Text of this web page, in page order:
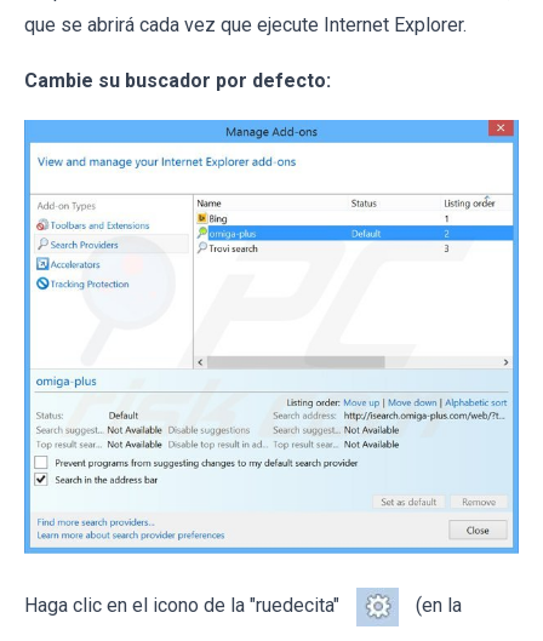
que se abrirá cada vez que ejecute Internet Explorer.
Cambie su buscador por defecto:
Haga clic en el icono de la "ruedecita" (en la